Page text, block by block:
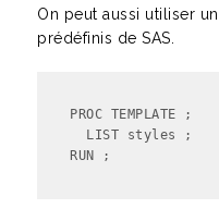
On peut aussi utiliser
prédéfinis de SAS.
PROC TEMPLATE ;
LIST styles ;
RUN ;